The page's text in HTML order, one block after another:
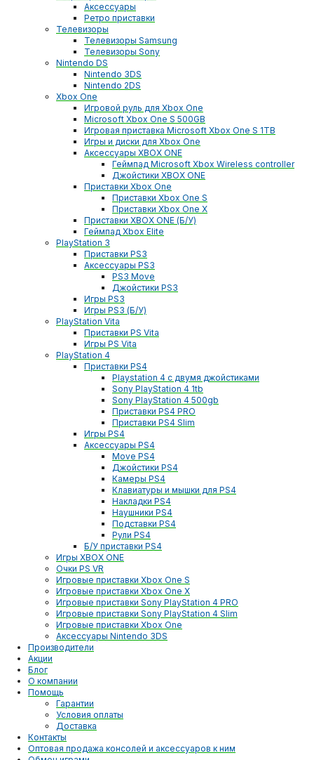
Аксессуары
Ретро приставки
Телевизоры
Телевизоры Samsung
Телевизоры Sony
Nintendo DS
Nintendo 3DS
Nintendo 2DS
Xbox One
Игровой руль для Xbox One
Microsoft Xbox One S 500GB
Игровая приставка Microsoft Xbox One S 1TB
Игры и диски для Xbox One
Аксессуары XBOX ONE
Геймпад Microsoft Xbox Wireless controller
Джойстики XBOX ONE
Приставки Xbox One
Приставки Xbox One S
Приставки Xbox One X
Приставки XBOX ONE (Б/У)
Геймпад Xbox Elite
PlayStation 3
Приставки PS3
Аксессуары PS3
PS3 Move
Джойстики PS3
Игры PS3
Игры PS3 (Б/У)
PlayStation Vita
Приставки PS Vita
Игры PS Vita
PlayStation 4
Приставки PS4
Playstation 4 с двумя джойстиками
Sony PlayStation 4 1tb
Sony PlayStation 4 500gb
Приставки PS4 PRO
Приставки PS4 Slim
Игры PS4
Аксессуары PS4
Move PS4
Джойстики PS4
Камеры PS4
Клавиатуры и мышки для PS4
Накладки PS4
Наушники PS4
Подставки PS4
Рули PS4
Б/У приставки PS4
Игры XBOX ONE
Очки PS VR
Игровые приставки Xbox One S
Игровые приставки Xbox One X
Игровые приставки Sony PlayStation 4 PRO
Игровые приставки Sony PlayStation 4 Slim
Игровые приставки Xbox One
Аксессуары Nintendo 3DS
Производители
Акции
Блог
О компании
Помощь
Гарантии
Условия оплаты
Доставка
Контакты
Оптовая продажа консолей и аксессуаров к ним